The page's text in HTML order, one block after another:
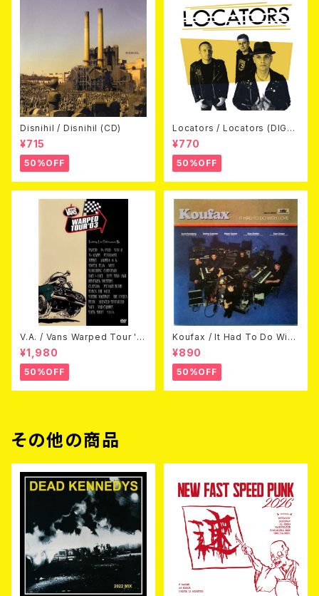
Disnihil / Disnihil (CD)
¥715
50%OFF
Locators / Locators (DIGPA
CK CD)
¥770
50%OFF
V.A. / Vans Warped Tour '0
3 (DVD)
¥1,980
50%OFF
Koufax / It Had To Do With
Love (CD)
¥890
50%OFF
その他の商品